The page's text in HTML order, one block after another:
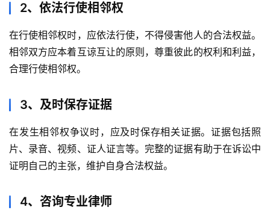
2、依法行使相邻权
在行使相邻权时，应依法行使，不得侵害他人的合法权益。
相邻双方应本着互谅互让的原则，尊重彼此的权利和利益，
合理行使相邻权。
3、及时保存证据
在发生相邻权争议时，应及时保存相关证据。证据包括照
片、录音、视频、证人证言等。完整的证据有助于在诉讼中
证明自己的主张，维护自身合法权益。
4、咨询专业律师